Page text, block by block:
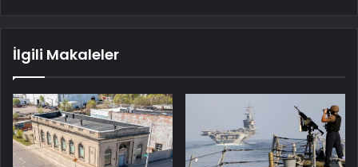
İlgili Makaleler